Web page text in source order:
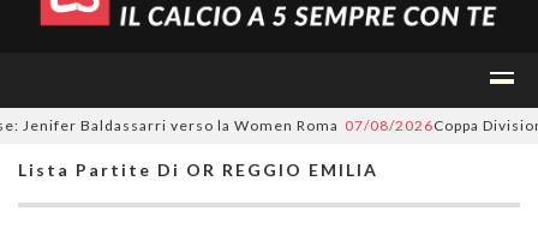
Baldassarri verso la Women Roma 07/08/2026Coppa
Lista Partite Di OR REGGIO EMILIA